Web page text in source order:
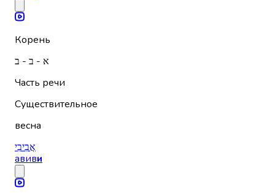
Корень
א - ב - ב
Часть речи
Существительное
весна
אֲבִיבִי
авиви